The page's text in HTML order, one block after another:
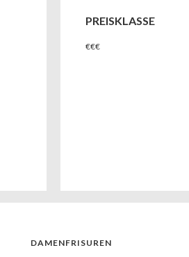
PREISKLASSE
€€€
DAMENFRISUREN